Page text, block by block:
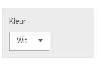
Kleur